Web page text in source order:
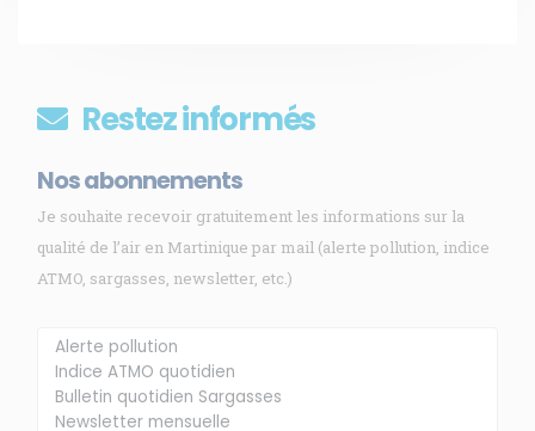
Restez informés
Nos abonnements
Je souhaite recevoir gratuitement les informations sur la
qualité de l’air en Martinique par mail (alerte pollution, indice
ATMO, sargasses, newsletter, etc.)
Membre de Agréé par